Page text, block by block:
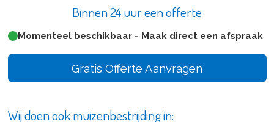
Binnen 24 uur een offerte
Momenteel beschikbaar - Maak direct een afspraak
Gratis Offerte Aanvragen
Wij doen ook muizenbestrijding in: